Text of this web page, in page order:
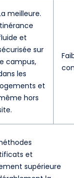
meilleure.
et
sur
campus,
les
et
hors
et
supérieure